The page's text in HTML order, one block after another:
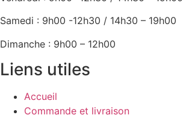
Samedi : 9h00 -12h30 / 14h30 – 19h00
Dimanche : 9h00 – 12h00
Liens utiles
Accueil
Commande et livraison